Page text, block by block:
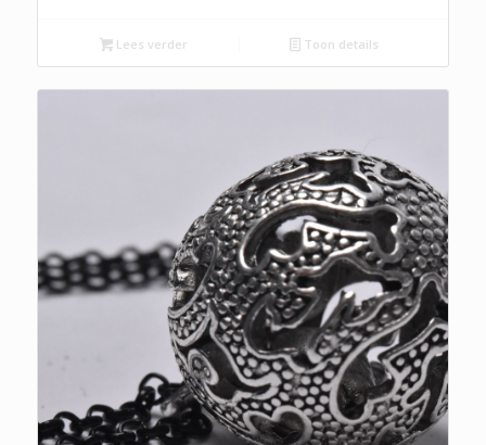
Lees verder Toon details